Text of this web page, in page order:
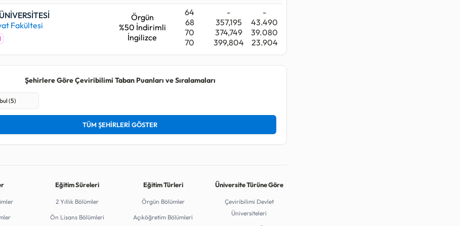
Fakültesi
Örgün
%50 İndirimli
İngilizce
64
68
70
70
-
357,195
374,749
399,804
-
43.490
39.080
23.904
Şehirlere Göre Çeviribilimi Taban Puanları ve Sıralamaları
(5)
TÜM ŞEHİRLERİ GÖSTER
Eğitim Süreleri
2 Yıllık Bölümler
Ön Lisans Bölümleri
Eğitim Türleri
Örgün Bölümler
Açıköğretim Bölümleri
Üniversite Türüne Göre
Çeviribilimi Devlet
Üniversiteleri